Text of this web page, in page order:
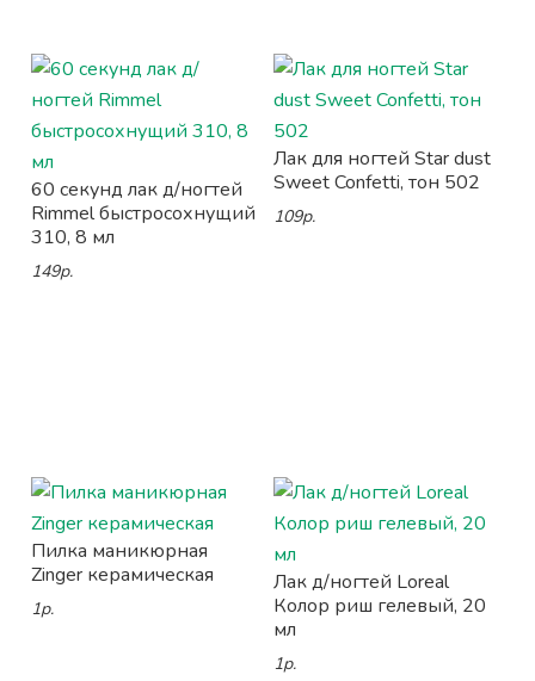
60 секунд лак д/ногтей
Rimmel быстросохнущий
310, 8 мл
149р.
Лак для ногтей Star dust
Sweet Confetti, тон 502
109р.
Пилка маникюрная
Zinger керамическая
1р.
Лак д/ногтей Loreal
Колор риш гелевый, 20
мл
1р.